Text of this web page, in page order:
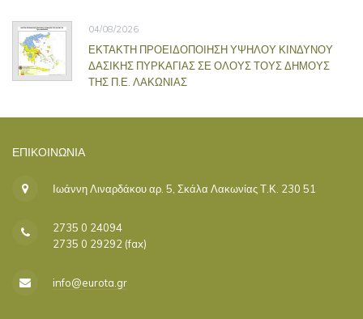
04/08/2026
ΕΚΤΑΚΤΗ ΠΡΟΕΙΔΟΠΟΙΗΣΗ ΥΨΗΛΟΥ ΚΙΝΔΥΝΟΥ
ΔΑΣΙΚΗΣ ΠΥΡΚΑΓΙΑΣ ΣΕ ΟΛΟΥΣ ΤΟΥΣ ΔΗΜΟΥΣ
ΤΗΣ Π.Ε. ΛΑΚΩΝΙΑΣ
ΕΠΙΚΟΙΝΩΝΊΑ
Ιωάννη Λιναρδάκου αρ. 5, Σκάλα Λακωνίας Τ.Κ. 230 51
2735 0 24094
2735 0 29292 (fax)
info@eurota.gr